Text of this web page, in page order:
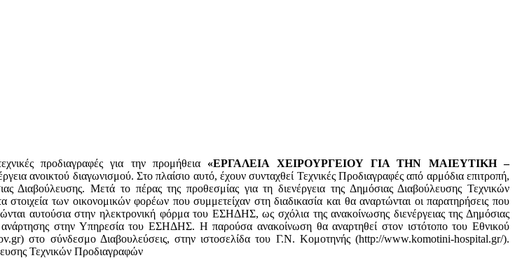
προδιαγραφές για την προμήθεια «ΕΡΓΑΛΕΙΑ ΧΕΙΡΟΥΡΓΕΙΟΥ ΓΙΑ ΤΗΝ ΜΑΙΕΥΤΙΚΗ –
ανοικτού διαγωνισμού. Στο πλαίσιο αυτό, έχουν συνταχθεί Τεχνικές Προδιαγραφές από αρμόδια επιτροπή,
Διαβούλευσης. Μετά το πέρας της προθεσμίας για τη διενέργεια της Δημόσιας Διαβούλευσης Τεχνικών
των οικονομικών φορέων που συμμετείχαν στη διαδικασία και θα αναρτώνται οι παρατηρήσεις που
αυτούσια στην ηλεκτρονική φόρμα του ΕΣΗΔΗΣ, ως σχόλια της ανακοίνωσης διενέργειας της Δημόσιας
στην Υπηρεσία του ΕΣΗΔΗΣ. Η παρούσα ανακοίνωση θα αναρτηθεί στον ιστότοπο του Εθνικού
στο σύνδεσμο Διαβουλεύσεις, στην ιστοσελίδα του Γ.Ν. Κομοτηνής (http://www.komotini-hospital.gr/).
Τεχνικών Προδιαγραφών